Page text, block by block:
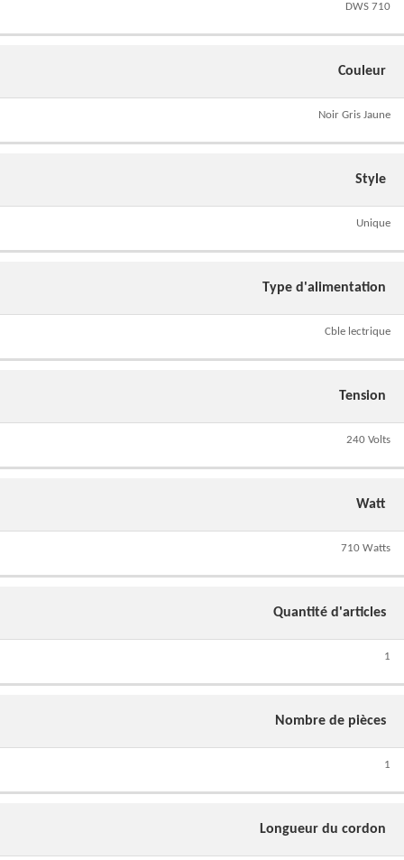
DWS 710
Couleur
Noir Gris Jaune
Style
Unique
Type d'alimentation
Cble lectrique
Tension
240 Volts
Watt
710 Watts
Quantité d'articles
1
Nombre de pièces
1
Longueur du cordon